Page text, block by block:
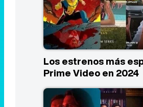
Los estrenos más
Prime Video en 2024